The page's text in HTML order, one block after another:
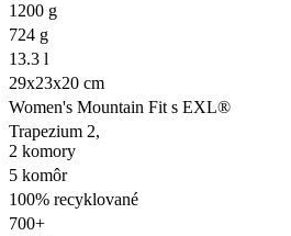
1200 g
724 g
13.3 l
29x23x20 cm
Women's Mountain Fit s EXL®
Trapezium 2,
2 komory
5 komôr
100% recyklované
700+